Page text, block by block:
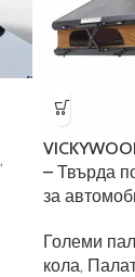
,
– Твърда
за
Големи
кола,